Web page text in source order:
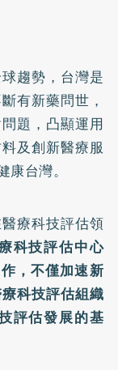
趨勢，台灣是
有新藥問世，
題，凸顯運用
及創新醫療服
台灣。
療科技評估領
科技評估中心
，不僅加速新
科技評估組織
評估發展的基